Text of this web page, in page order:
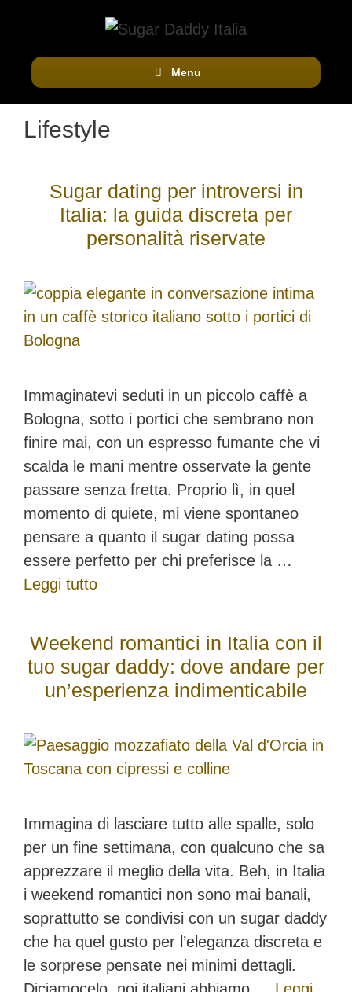
contenuto
Menu
Lifestyle
Sugar dating per introversi in
Italia: la guida discreta per
personalità riservate
Immaginatevi seduti in un piccolo caffè a
Bologna, sotto i portici che sembrano non
finire mai, con un espresso fumante che vi
scalda le mani mentre osservate la gente
passare senza fretta. Proprio lì, in quel
momento di quiete, mi viene spontaneo
pensare a quanto il sugar dating possa
essere perfetto per chi preferisce la …
Leggi tutto
Weekend romantici in Italia con il
tuo sugar daddy: dove andare per
un’esperienza indimenticabile
Immagina di lasciare tutto alle spalle, solo
per un fine settimana, con qualcuno che sa
apprezzare il meglio della vita. Beh, in Italia
i weekend romantici non sono mai banali,
soprattutto se condivisi con un sugar daddy
che ha quel gusto per l’eleganza discreta e
le sorprese pensate nei minimi dettagli.